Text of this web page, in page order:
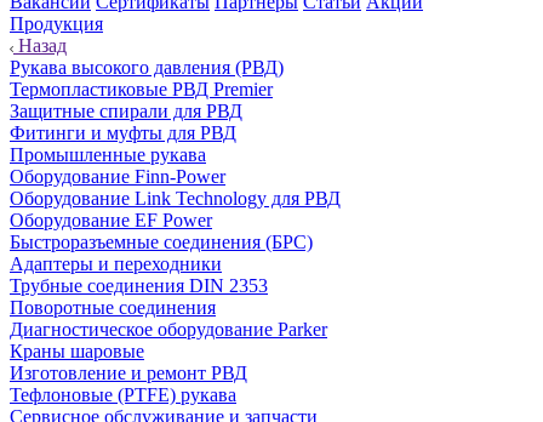
Продукция
Назад
Рукава высокого давления (РВД)
Термопластиковые РВД Premier
Защитные спирали для РВД
Фитинги и муфты для РВД
Промышленные рукава
Оборудование Finn-Power
Оборудование Link Technology для РВД
Оборудование EF Power
Быстроразъемные соединения (БРС)
Адаптеры и переходники
Трубные соединения DIN 2353
Поворотные соединения
Диагностическое оборудование Parker
Краны шаровые
Изготовление и ремонт РВД
Тефлоновые (PTFE) рукава
Сервисное обслуживание и запчасти